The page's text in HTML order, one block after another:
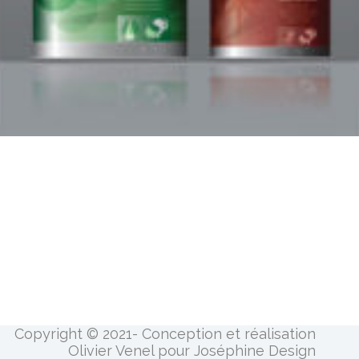
Copyright © 2021- Conception et réalisation
Olivier Venel pour Joséphine Design